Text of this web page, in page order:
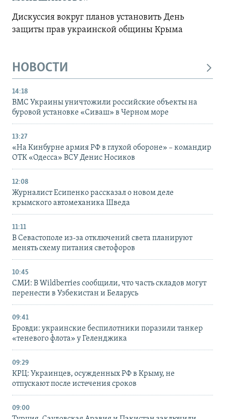
Дискуссия вокруг планов установить День
защиты прав украинской общины Крыма
НОВОСТИ
14:18
ВМС Украины уничтожили российские объекты на
буровой установке «Сиваш» в Черном море
13:27
«На Кинбурне армия РФ в глухой обороне» – командир
ОТК «Одесса» ВСУ Денис Носиков
12:08
Журналист Есипенко рассказал о новом деле
крымского автомеханика Шведа
11:11
В Севастополе из-за отключений света планируют
менять схему питания светофоров
10:45
СМИ: В Wildberries сообщили, что часть складов могут
перенести в Узбекистан и Беларусь
09:41
Бровди: украинские беспилотники поразили танкер
«теневого флота» у Геленджика
09:29
КРЦ: Украинцев, осужденных РФ в Крыму, не
отпускают после истечения сроков
09:00